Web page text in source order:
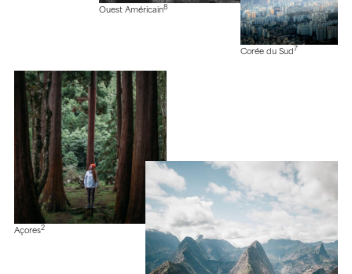
Ouest Américain8
Corée du Sud 7
Açores2